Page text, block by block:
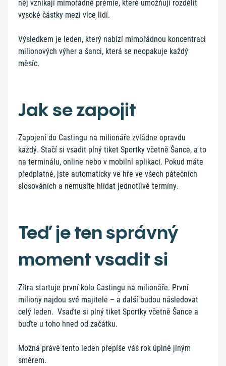
něj vznikají mimořádné prémie, které umožňují rozdělit
vysoké částky mezi více lidí.
Výsledkem je leden, který nabízí mimořádnou koncentraci
milionových výher a šanci, která se neopakuje každý
měsíc.
Jak se zapojit
Zapojení do Castingu na milionáře zvládne opravdu
každý. Stačí si vsadit plný tiket Sportky včetně Šance, a to
na terminálu, online nebo v mobilní aplikaci. Pokud máte
předplatné, jste automaticky ve hře ve všech pátečních
slosováních a nemusíte hlídat jednotlivé termíny.
Teď je ten správný
moment vsadit si
Zítra startuje první kolo Castingu na milionáře. První
miliony najdou své majitele – a další budou následovat
celý leden. Vsaďte si plný tiket Sportky včetně Šance a
buďte u toho hned od začátku.
Možná právě tento leden přepíše váš rok úplně jiným
směrem.